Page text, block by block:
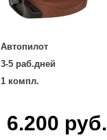
Автопилот
3-5 раб.дней
1 компл.
6.200 руб.